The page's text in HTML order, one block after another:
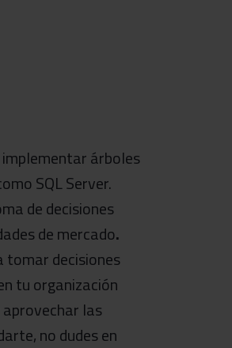
árboles
SQL Server.
de decisiones
de mercado.
tomar decisiones
tu organización
las
no dudes en